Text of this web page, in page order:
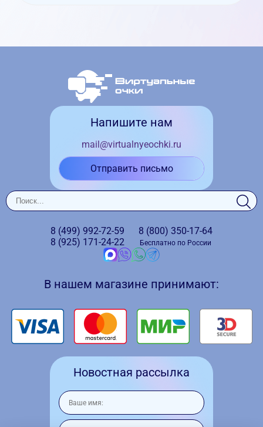
Напишите нам
mail@virtualnyeochki.ru
Отправить письмо
8 (499) 992-72-59
8 (925) 171-24-22
8 (800) 350-17-64
Бесплатно по России
В нашем магазине принимают:
Новостная рассылка